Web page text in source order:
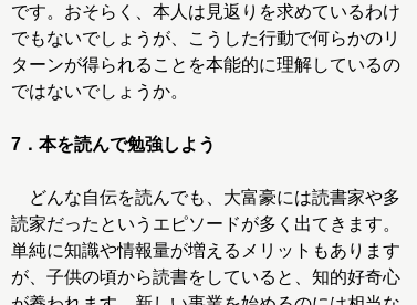
です。おそらく、本人は見返りを求めているわけ
でもないでしょうが、こうした行動で何らかのリ
ターンが得られることを本能的に理解しているの
ではないでしょうか。
7．本を読んで勉強しよう
どんな自伝を読んでも、大富豪には読書家や多
読家だったというエピソードが多く出てきます。
単純に知識や情報量が増えるメリットもあります
が、子供の頃から読書をしていると、知的好奇心